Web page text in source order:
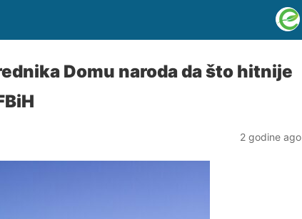
Domu naroda da što hitnije
2 godine ago